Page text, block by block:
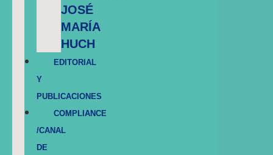
JOSÉ
MARÍA
HUCH
EDITORIAL
Y
PUBLICACIONES
COMPLIANCE
/CANAL
DE